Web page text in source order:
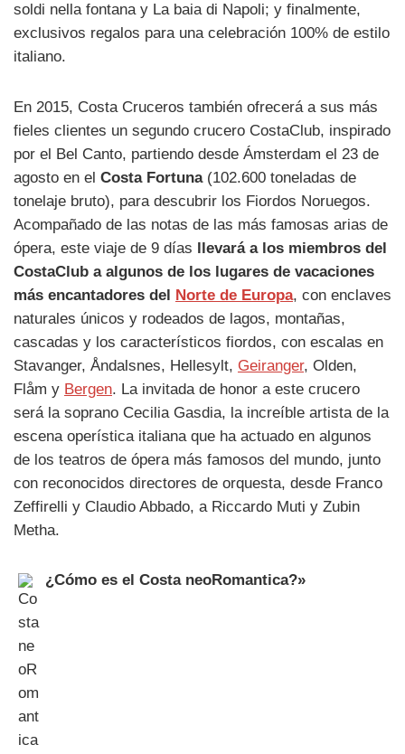
soldi nella fontana y La baia di Napoli; y finalmente,
exclusivos regalos para una celebración 100% de estilo
italiano.
En 2015, Costa Cruceros también ofrecerá a sus más
fieles clientes un segundo crucero CostaClub, inspirado
por el Bel Canto, partiendo desde Ámsterdam el 23 de
agosto en el Costa Fortuna(102.600 toneladas de
tonelaje bruto), para descubrir los Fiordos Noruegos.
Acompañado de las notas de las más famosas arias de
ópera, este viaje de 9 días llevará a los miembros del
CostaClub a algunos de los lugares de vacaciones
más encantadores del Norte de Europa, con enclaves
naturales únicos y rodeados de lagos, montañas,
cascadas y los característicos fiordos, con escalas en
Stavanger, Åndalsnes, Hellesylt, Geiranger, Olden,
Flåm y Bergen. La invitada de honor a este crucero
será la soprano Cecilia Gasdia, la increíble artista de la
escena operística italiana que ha actuado en algunos
de los teatros de ópera más famosos del mundo, junto
con reconocidos directores de orquesta, desde Franco
Zeffirelli y Claudio Abbado, a Riccardo Muti y Zubin
Metha.
¿Cómo es el Costa neoRomantica?»